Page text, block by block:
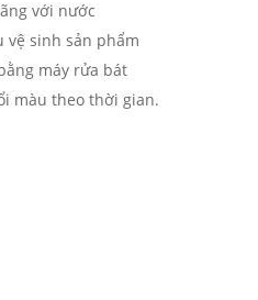
với nước
vệ sinh sản phẩm
máy rửa bát
màu theo thời gian.